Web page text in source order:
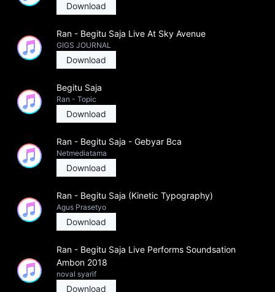
Download
Ran - Begitu Saja Live At Sky Avenue
GIGS JOURNAL
Download
Begitu Saja
Ran - Topic
Download
Ran - Begitu Saja - Gebyar Bca
Netmediatama
Download
Ran - Begitu Saja (Kinetic Typography)
Agus Prasetyo
Download
Ran - Begitu Saja Live Performs Soundsation
Ambon 2018
noval syarif
Download